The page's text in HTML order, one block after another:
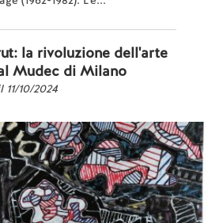
la rivoluzione dell'arte
Mudec di Milano
10/2024